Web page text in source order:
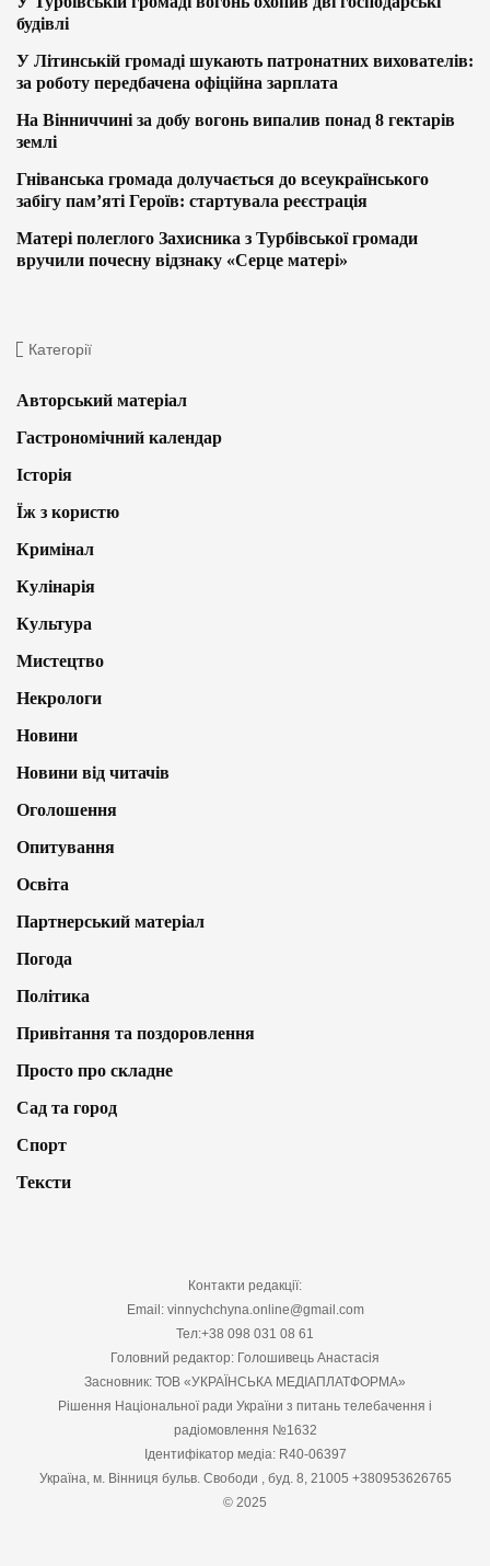
будівлі
У Літинській громаді шукають патронатних вихователів:
за роботу передбачена офіційна зарплата
На Вінниччині за добу вогонь випалив понад 8 гектарів
землі
Гніванська громада долучається до всеукраїнського
забігу пам’яті Героїв: стартувала реєстрація
Матері полеглого Захисника з Турбівської громади
вручили почесну відзнаку «Серце матері»
Категорії
Авторський матеріал
Гастрономічний календар
Історія
Їж з користю
Кримінал
Кулінарія
Культура
Мистецтво
Некрологи
Новини
Новини від читачів
Оголошення
Опитування
Освіта
Партнерський матеріал
Погода
Політика
Привітання та поздоровлення
Просто про складне
Сад та город
Спорт
Тексти
Контакти редакції:
Email: vinnychchyna.online@gmail.com
Тел:+38 098 031 08 61
Головний редактор: Голошивець Анастасія
Засновник: ТОВ «УКРАЇНСЬКА МЕДІАПЛАТФОРМА»
Рішення Національної ради України з питань телебачення і
радіомовлення №1632
Ідентифікатор медіа: R40-06397
Україна, м. Вінниця бульв. Свободи , буд. 8, 21005 +380953626765
© 2025